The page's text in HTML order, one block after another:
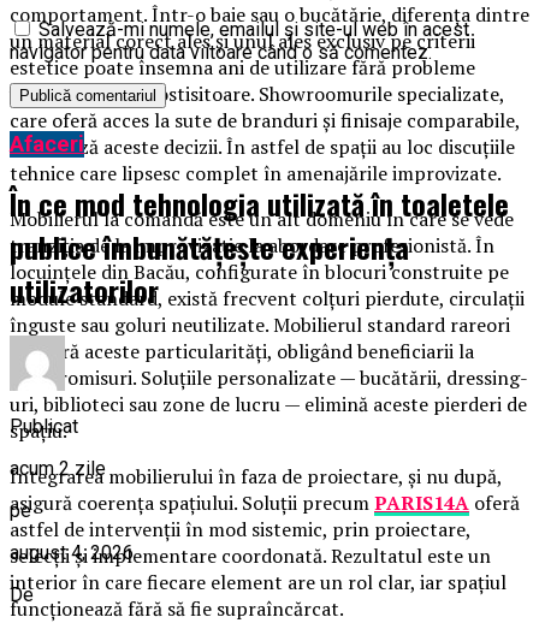
comportament. Într-o baie sau o bucătărie, diferența dintre
un material corect ales și unul ales exclusiv pe criterii
estetice poate însemna ani de utilizare fără probleme
versus înlocuiri costisitoare. Showroomurile specializate,
care oferă acces la sute de branduri și finisaje comparabile,
facilitează aceste decizii. În astfel de spații au loc discuțiile
tehnice care lipsesc complet în amenajările improvizate.
Mobilierul la comandă este un alt domeniu în care se vede
tranziția de la improvizație la abordare profesionistă. În
locuințele din Bacău, configurate în blocuri construite pe
module standard, există frecvent colțuri pierdute, circulații
înguste sau goluri neutilizate. Mobilierul standard rareori
acoperă aceste particularități, obligând beneficiarii la
compromisuri. Soluțiile personalizate — bucătării, dressing-
uri, biblioteci sau zone de lucru — elimină aceste pierderi de
spațiu.
Integrarea mobilierului în faza de proiectare, și nu după,
asigură coerența spațiului. Soluții precumPARIS14A oferă
astfel de intervenții în mod sistemic, prin proiectare,
selecții și implementare coordonată. Rezultatul este un
interior în care fiecare element are un rol clar, iar spațiul
funcționează fără să fie supraîncărcat.
Salvează-mi numele, emailul și site-ul web în acest
navigator pentru data viitoare când o să comentez.
Afaceri
În ce mod tehnologia utilizată în toaletele
publice îmbunătățește experiența
utilizatorilor
Publicat
acum 2 zile
pe
august 4, 2026
De